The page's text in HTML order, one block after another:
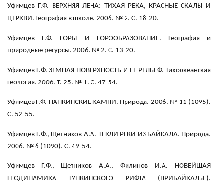
Уфимцев Г.Ф. ВЕРХНЯЯ ЛЕНА: ТИХАЯ РЕКА, КРАСНЫЕ СКАЛЫ И
ЦЕРКВИ. География в школе. 2006. № 2. С. 18-20.
Уфимцев Г.Ф. ГОРЫ И ГОРООБРАЗОВАНИЕ. География и
природные ресурсы. 2006. № 2. С. 13-20.
Уфимцев Г.Ф. ЗЕМНАЯ ПОВЕРХНОСТЬ И ЕЕ РЕЛЬЕФ. Тихоокеанская
геология. 2006. Т. 25. № 1. С. 47-54.
Уфимцев Г.Ф. НАНКИНСКИЕ КАМНИ. Природа. 2006. № 11 (1095).
С. 52-55.
Уфимцев Г.Ф., Щетников А.А. ТЕКЛИ РЕКИ ИЗ БАЙКАЛА. Природа.
2006. № 6 (1090). С. 49-54.
Уфимцев Г.Ф., Щетников А.А., Филинов И.А. НОВЕЙШАЯ
ГЕОДИНАМИКА ТУНКИНСКОГО РИФТА (ПРИБАЙКАЛЬЕ).